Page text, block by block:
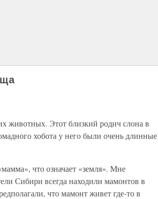
животных. Этот близкий родич слона в
хобота у него были очень длинные
что означает «земля». Мне
Сибири всегда находили мамонтов в
что мамонт живет где-то в